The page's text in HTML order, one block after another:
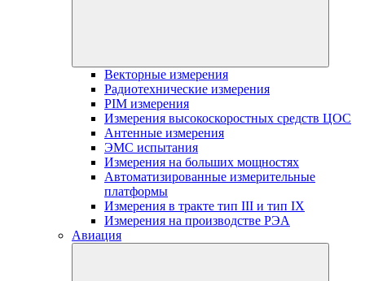
Векторные измерения
Радиотехнические измерения
PIM измерения
Измерения высокоскоростных средств ЦОС
Антенные измерения
ЭМС испытания
Измерения на больших мощностях
Автоматизированные измерительные
платформы
Измерения в тракте тип III и тип IX
Измерения на производстве РЭА
Авиация